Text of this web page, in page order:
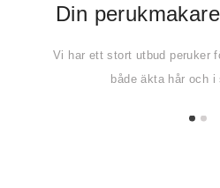
Din
Vi har ett stort utbud peruker
både äkta hår och i